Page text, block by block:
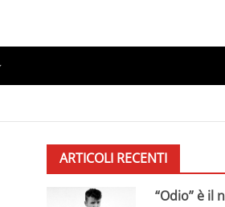
ARTICOLI RECENTI
“Odio” è il